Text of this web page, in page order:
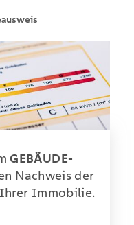
GEBÄUDE-
Nachweis der
Immobilie.